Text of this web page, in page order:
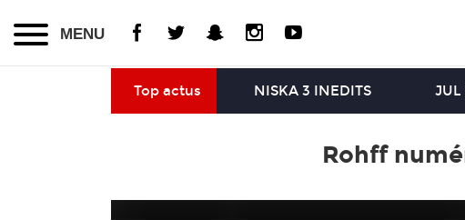
MENU
Top actus NISKA 3 INEDITS JUL
Rohff